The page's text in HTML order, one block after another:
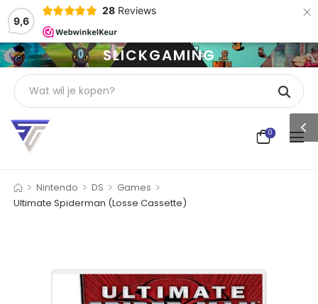
9,6
28 Reviews ×
SLICKGAMING
0
> Nintendo > DS > Games >
Ultimate Spiderman (Losse Cassette)